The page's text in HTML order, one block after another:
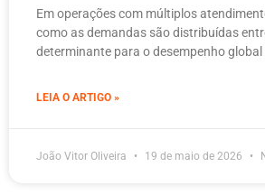
Em operações com múltiplos
como as demandas são distribuídas
determinante para o desempenho
LEIA O ARTIGO »
João Vitor Oliveira 19 de maio de 2026